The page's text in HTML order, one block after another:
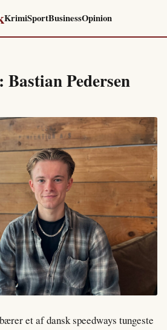
KrimiSportBusinessOpinion
Bastian Pedersen
et af dansk speedways tungeste